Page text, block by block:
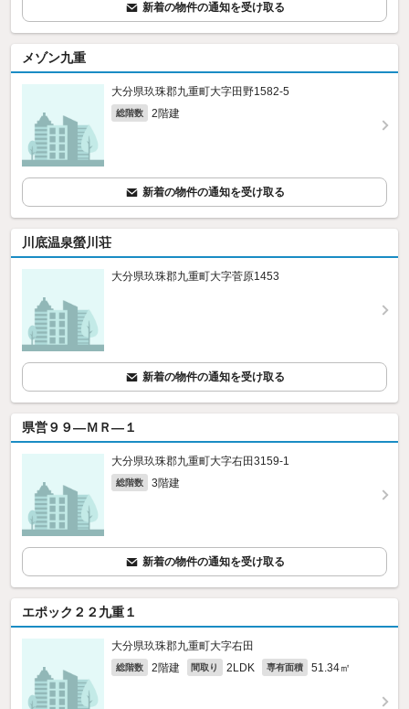
新着の物件の通知を受け取る
メゾン九重
大分県玖珠郡九重町大字田野1582‐5
総階数 2階建
新着の物件の通知を受け取る
川底温泉螢川荘
大分県玖珠郡九重町大字菅原1453
新着の物件の通知を受け取る
県営９９—ＭＲ—１
大分県玖珠郡九重町大字右田3159‐1
総階数 3階建
新着の物件の通知を受け取る
エポック２２九重１
大分県玖珠郡九重町大字右田
総階数 2階建 間取り 2LDK 専有面積 51.34㎡